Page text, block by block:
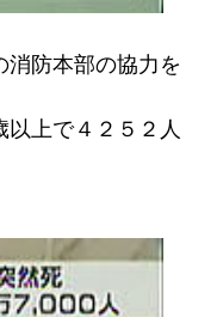
防本部の協力を
上で４２５２人